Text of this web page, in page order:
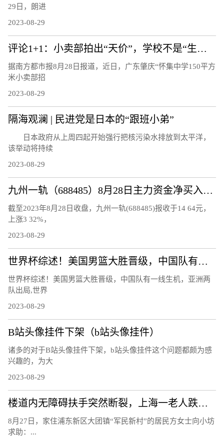
29日，朗进
2023-08-29
评论1+1：小卖部拍出“天价”，学校不是“生意场”
据南方都市报8月28日报道，近日，广东肇庆“怀集中学150平方
米小卖部招
2023-08-29
隔海观澜 | 民进党是日本的“跟班小弟”
日本政府从上周四起开始强行把核污染水排放到太平洋，
该举动将持续
2023-08-29
九州一轨（688485）8月28日主力资金净买入118.92万元
截至2023年8月28日收盘，九州一轨(688485)报收于14 64元，
上涨3 32%，
2023-08-29
世界杯综述！美国男篮大胜晋级，中国队有一线生机，亚洲两队出局
世界杯综述！美国男篮大胜晋级，中国队有一线生机，亚洲两
队出局,世界
2023-08-29
B站头像挂件下架（b站头像挂件）
诸多的对于B站头像挂件下架，b站头像挂件这个问题都颇为感
兴趣的，为大
2023-08-29
楼道内无障碍扶手突然断裂，上海一老人跌下台阶右手骨折，责任谁担？
8月27日，家住浦东新区大团镇“军民新村”的居民方女士向小坊
求助：...